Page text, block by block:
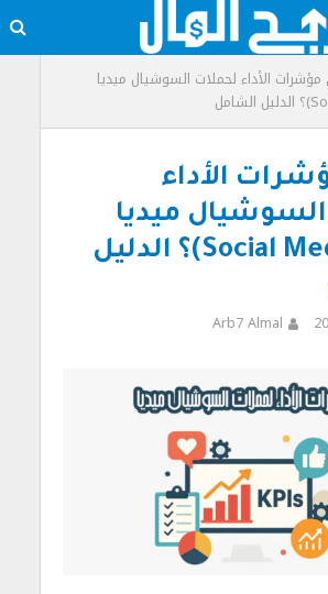
الأداء لحملات السوشيال ميديا
الأداء
ميديا
(Social Media KPIs)؟ الدليل
Arb7 Almal